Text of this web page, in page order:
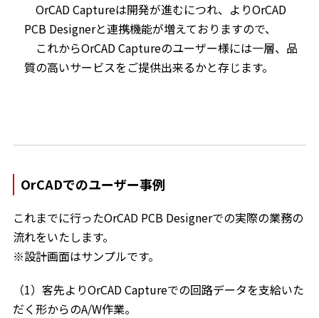
OrCAD Captureは開発が進むにつれ、よりOrCAD
PCB Designerと連携機能が増えておりますので、
これからOrCAD Captureのユーザー様には一層、品
質の高いサービスをご提供出来るかと存じます。
OrCADでのユーザー事例
これまでに行ったOrCAD PCB Designerでの実際の業務の
流れをいたします。
※設計画面はサンプルです。
（1）客先よりOrCAD Captureでの回路データを支給いた
だく形からのA/W作業。